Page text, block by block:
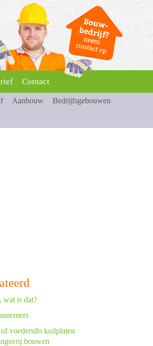
Contact
Aanbouw Bedrijfsgebouwen
wat is dat?
voedersilo kuilplaten
bouwen